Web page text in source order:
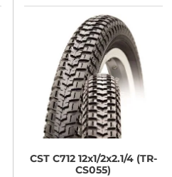
CSTC712 12x1/2x2.1/4 (TR-
CS055)